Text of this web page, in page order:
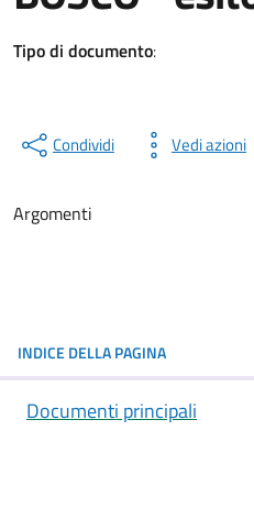
Tipo di documento:
Condividi Vedi azioni
Argomenti
INDICE DELLA PAGINA
Documenti principali